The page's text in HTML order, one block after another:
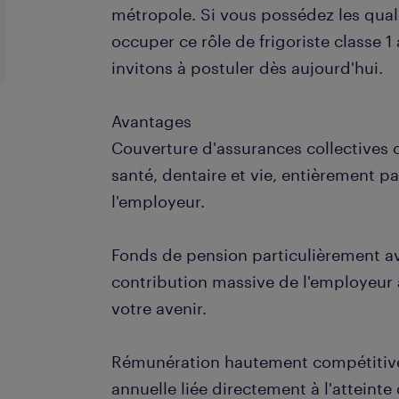
métropole. Si vous possédez les
occuper ce rôle de frigoriste classe
invitons à postuler dès aujourd'hui.
Avantages
Couverture d'assurances collectives
santé, dentaire et vie, entièrement
l'employeur.
Fonds de pension particulièrement
contribution massive de l'employeur
votre avenir.
Rémunération hautement
annuelle liée directement à l'atteinte